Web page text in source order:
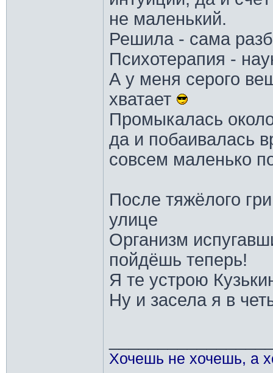
не маленький.
Решила - сама
Психотерапия -
А у меня серого
хватает
Промыкалась
да и побаивалась
совсем маленько
После тяжёлого
улице
Организм
пойдёшь теперь!
Я те устрою
Ну и засела я в
Хочешь не хочешь, а